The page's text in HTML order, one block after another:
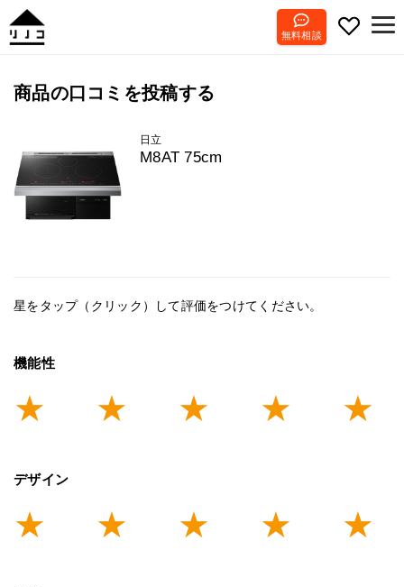
無料相談
商品の口コミを投稿する
日立
M8AT 75cm
星をタップ（クリック）して評価をつけてください。
機能性
デザイン